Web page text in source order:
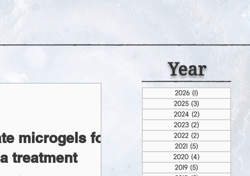
Year
microgels for
treatment
2026 (1)
2025 (3)
2024 (2)
2023 (2)
2022 (2)
2021 (5)
2020 (4)
2019 (5)